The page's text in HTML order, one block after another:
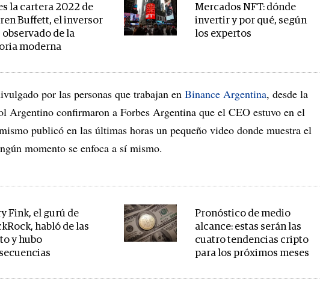
la cartera 2022 de
Buffett, el inversor
observado de la
moderna
Mercados NFT: dónde
invertir y por qué, según
los expertos
por las personas que trabajan en Binance Argentina, desde la
Argentino confirmaron a Forbes Argentina que el CEO estuvo en el
publicó en las últimas horas un pequeño video donde muestra el
momento se enfoca a sí mismo.
Fink, el gurú de
habló de las
y hubo
Pronóstico de medio
alcance: estas serán las
cuatro tendencias cripto
para los próximos meses